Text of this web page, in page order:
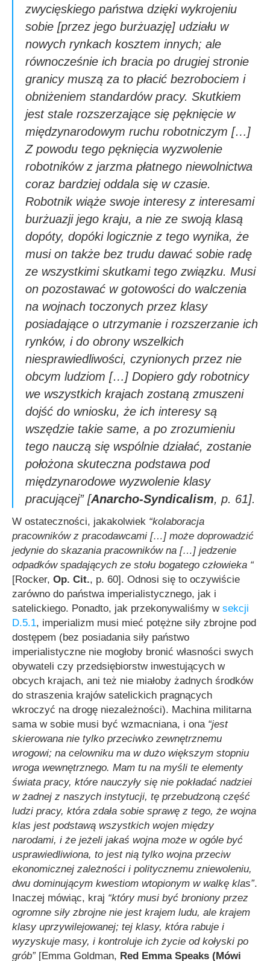
zwycięskiego państwa dzięki wykrojeniu
sobie [przez jego burżuazję] udziału w
nowych rynkach kosztem innych; ale
równocześnie ich bracia po drugiej stronie
granicy muszą za to płacić bezrobociem i
obniżeniem standardów pracy. Skutkiem
jest stale rozszerzające się pęknięcie w
międzynarodowym ruchu robotniczym […]
Z powodu tego pęknięcia wyzwolenie
robotników z jarzma płatnego niewolnictwa
coraz bardziej oddala się w czasie.
Robotnik wiąże swoje interesy z interesami
burżuazji jego kraju, a nie ze swoją klasą
dopóty, dopóki logicznie z tego wynika, że
musi on także bez trudu dawać sobie radę
ze wszystkimi skutkami tego związku. Musi
on pozostawać w gotowości do walczenia
na wojnach toczonych przez klasy
posiadające o utrzymanie i rozszerzanie ich
rynków, i do obrony wszelkich
niesprawiedliwości, czynionych przez nie
obcym ludziom […] Dopiero gdy robotnicy
we wszystkich krajach zostaną zmuszeni
dojść do wniosku, że ich interesy są
wszędzie takie same, a po zrozumieniu
tego nauczą się wspólnie działać, zostanie
położona skuteczna podstawa pod
międzynarodowe wyzwolenie klasy
pracującej”[Anarcho-Syndicalism, p. 61].
W ostateczności, jakakolwiek “kolaboracja
pracowników z pracodawcami […] może doprowadzić
jedynie do skazania pracowników na […] jedzenie
odpadków spadających ze stołu bogatego człowieka “
[Rocker, Op. Cit., p. 60]. Odnosi się to oczywiście
zarówno do państwa imperialistycznego, jak i
satelickiego. Ponadto, jak przekonywaliśmy w sekcji
D.5.1, imperializm musi mieć potężne siły zbrojne pod
dostępem (bez posiadania siły państwo
imperialistyczne nie mogłoby bronić własności swych
obywateli czy przedsiębiorstw inwestujących w
obcych krajach, ani też nie miałoby żadnych środków
do straszenia krajów satelickich pragnących
wkroczyć na drogę niezależności). Machina militarna
sama w sobie musi być wzmacniana, i ona “jest
skierowana nie tylko przeciwko zewnętrznemu
wrogowi; na celowniku ma w dużo większym stopniu
wroga wewnętrznego. Mam tu na myśli te elementy
świata pracy, które nauczyły się nie pokładać nadziei
w żadnej z naszych instytucji, tę przebudzoną część
ludzi pracy, która zdała sobie sprawę z tego, że wojna
klas jest podstawą wszystkich wojen między
narodami, i że jeżeli jakaś wojna może w ogóle być
usprawiedliwiona, to jest nią tylko wojna przeciw
ekonomicznej zależności i politycznemu zniewoleniu,
dwu dominującym kwestiom wtopionym w walkę klas”.
Inaczej mówiąc, kraj “który musi być broniony przez
ogromne siły zbrojne nie jest krajem ludu, ale krajem
klasy uprzywilejowanej; tej klasy, która rabuje i
wyzyskuje masy, i kontroluje ich życie od kołyski po
grób”[Emma Goldman, Red Emma Speaks (Mówi